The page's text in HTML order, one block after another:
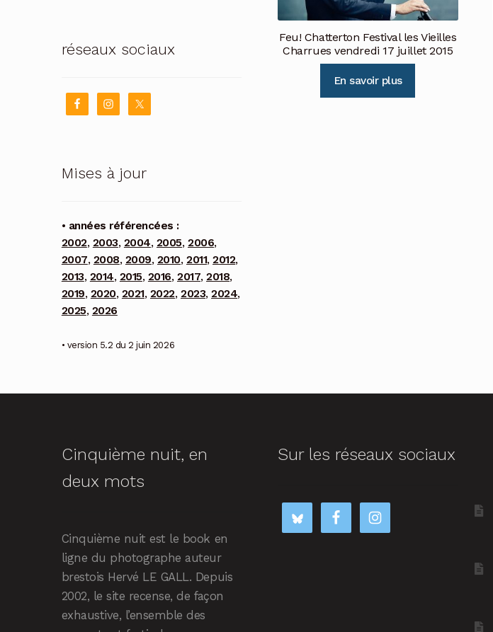
Feu! Chatterton Festival les Vieilles
Charrues vendredi 17 juillet 2015
En savoir plus
réseaux sociaux
Mises à jour
• années référencées :
2002, 2003, 2004, 2005, 2006,
2007, 2008, 2009, 2010, 2011,2012,
2013, 2014, 2015, 2016, 2017,2018,
2019, 2020, 2021, 2022, 2023,2024,
2025, 2026
• version 5.2 du 2 juin 2026
Cinquième nuit, en
deux mots
Cinquième nuit est le book en
ligne du photographe auteur
brestois Hervé LE GALL. Depuis
2002, le site recense, de façon
exhaustive, l’ensemble des
Sur les réseaux sociaux